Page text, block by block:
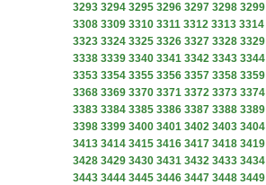
3293 3294 3295 3296 3297 3298 3299
3308 3309 3310 3311 3312 3313 3314
3323 3324 3325 3326 3327 3328 3329
3338 3339 3340 3341 3342 3343 3344
3353 3354 3355 3356 3357 3358 3359
3368 3369 3370 3371 3372 3373 3374
3383 3384 3385 3386 3387 3388 3389
3398 3399 3400 3401 3402 3403 3404
3413 3414 3415 3416 3417 3418 3419
3428 3429 3430 3431 3432 3433 3434
3443 3444 3445 3446 3447 3448 3449